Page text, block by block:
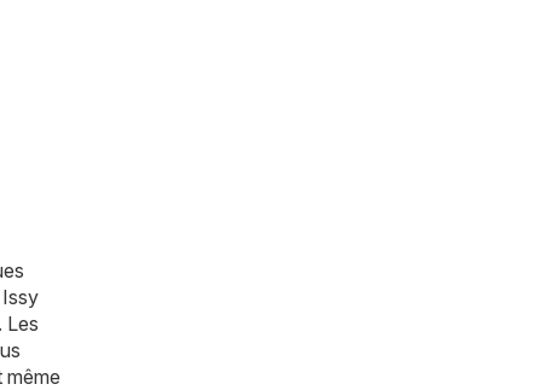
Les
même